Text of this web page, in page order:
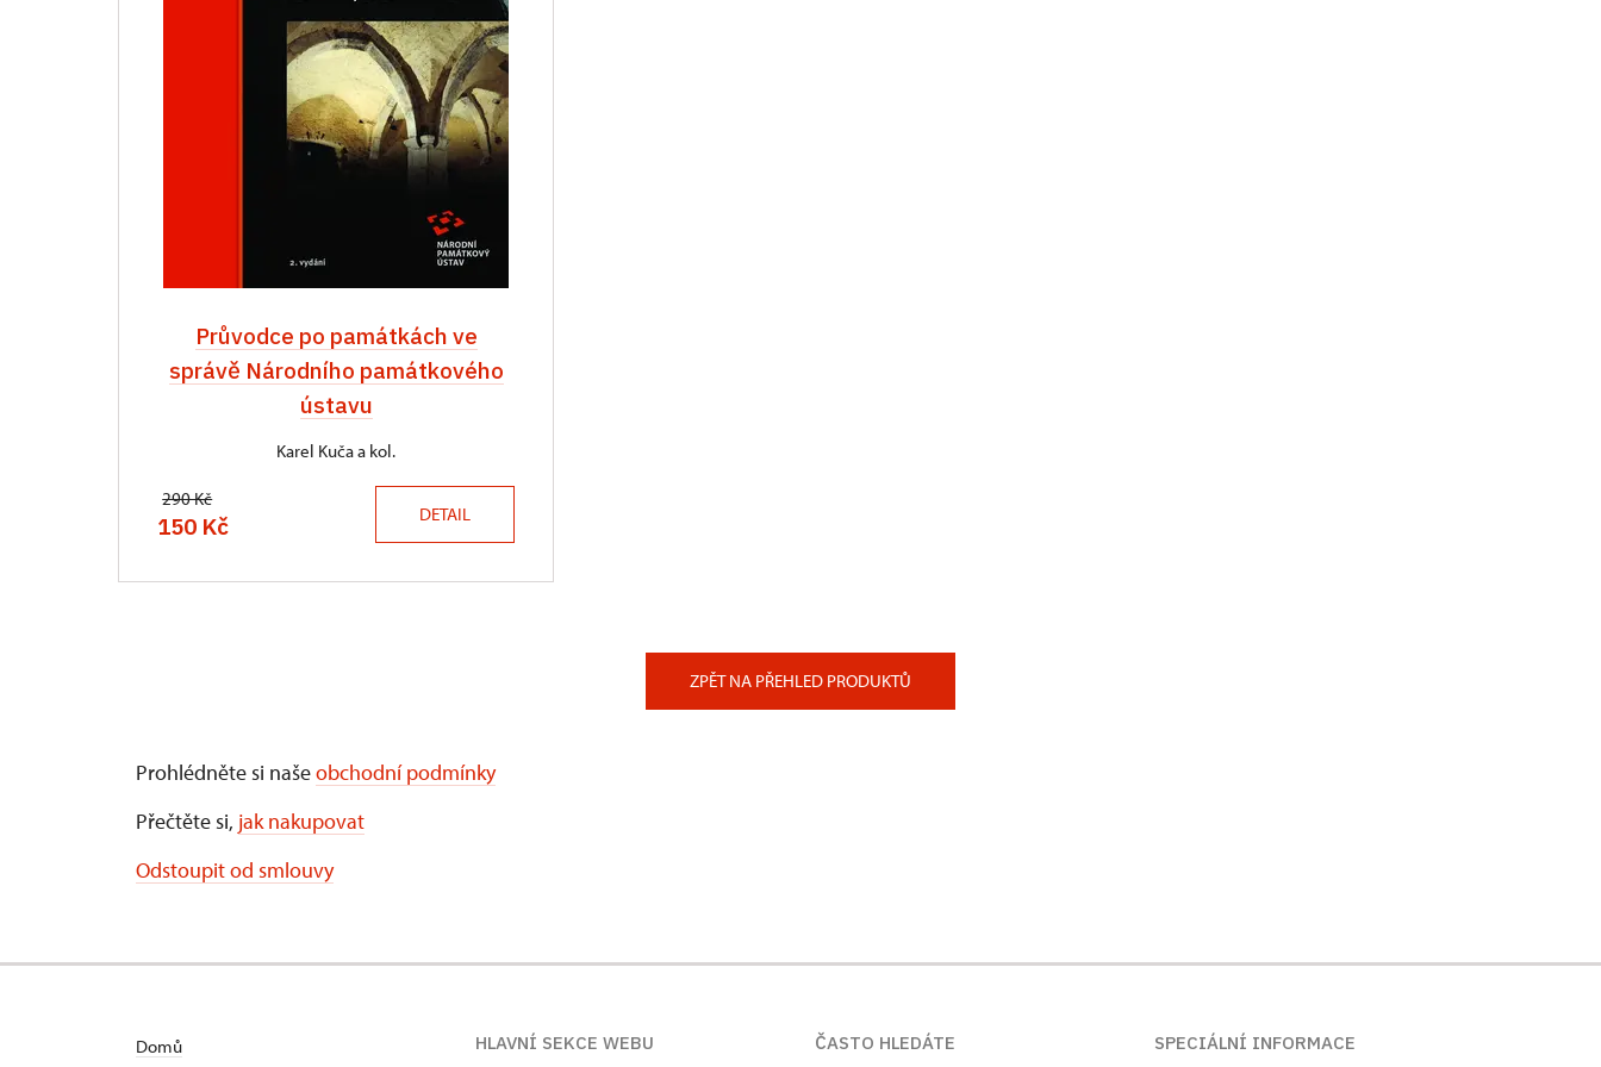
Průvodce po památkách ve
správě Národního památkového
ústavu
Karel Kuča a kol.
290 Kč
150 Kč DETAIL
ZPĚT NA PŘEHLED PRODUKTŮ
Prohlédněte si našeobchodní podmínky
Přečtěte si, jak nakupovat
Odstoupit od smlouvy
Domů HLAVNÍ SEKCE WEBU ČASTO HLEDÁTE SPECIÁLNÍ INFORMACE